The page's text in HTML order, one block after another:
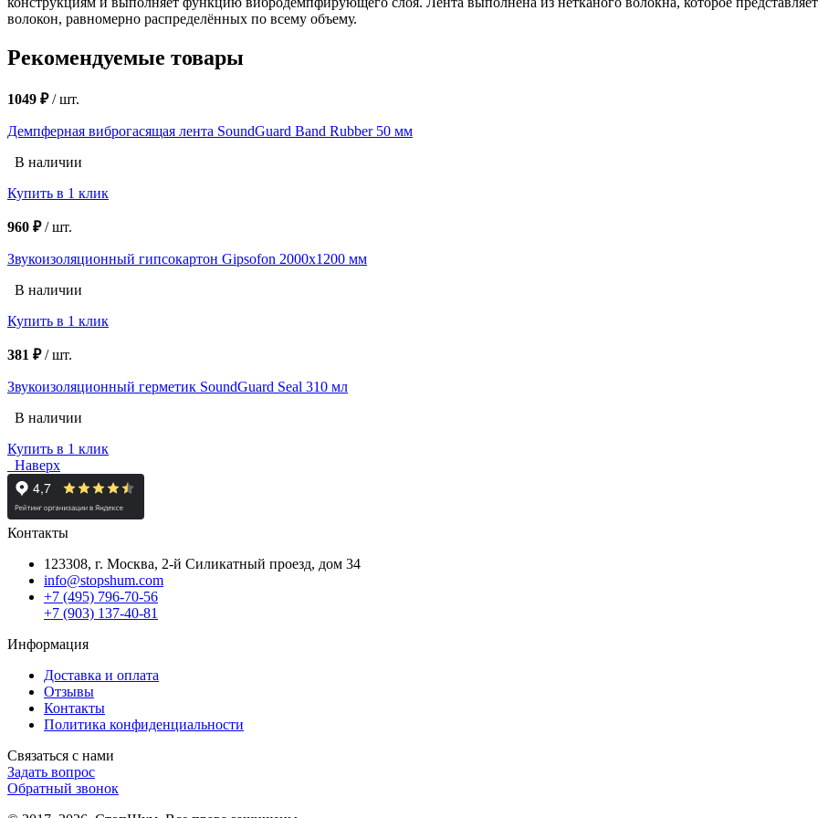
волокон, равномерно распределённых по всему объему.
Рекомендуемые товары
1049 ₽/шт.
Демпферная виброгасящая лента SoundGuard Band Rubber 50 мм
В наличии
Купить в 1 клик
960 ₽/шт.
Звукоизоляционный гипсокартон Gipsofon 2000х1200 мм
В наличии
Купить в 1 клик
381 ₽/шт.
Звукоизоляционный герметик SoundGuard Seal 310 мл
В наличии
Купить в 1 клик
Наверх
Контакты
123308, г. Москва, 2-й Силикатный проезд, дом 34
info@stopshum.com
+7 (495) 796-70-56
+7 (903) 137-40-81
Информация
Доставка и оплата
Отзывы
Контакты
Политика конфиденциальности
Связаться с нами
Задать вопрос
Обратный звонок